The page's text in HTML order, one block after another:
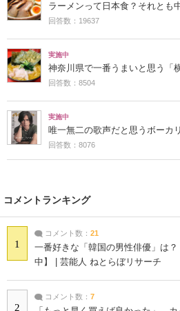
ラーメンって日本食？それとも
回答数：19637
実施中
神奈川県で一番うまいと思う「
回答数：8504
実施中
唯一無二の歌声だと思うボーカ
回答数：8076
コメントランキング
1
コメント数： 21
一番好きな「韓国の男性俳優」は
中】 | 芸能人 ねとらぼリサーチ
2
コメント数： 7